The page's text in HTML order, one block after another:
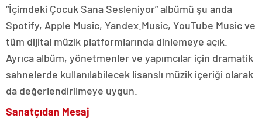
“İçimdeki Çocuk Sana Sesleniyor” albümü şu anda
Spotify, Apple Music, Yandex.Music, YouTube Music ve
tüm dijital müzik platformlarında dinlemeye açık.
Ayrıca albüm, yönetmenler ve yapımcılar için dramatik
sahnelerde kullanılabilecek lisanslı müzik içeriği olarak
da değerlendirilmeye uygun.
Sanatçıdan Mesaj